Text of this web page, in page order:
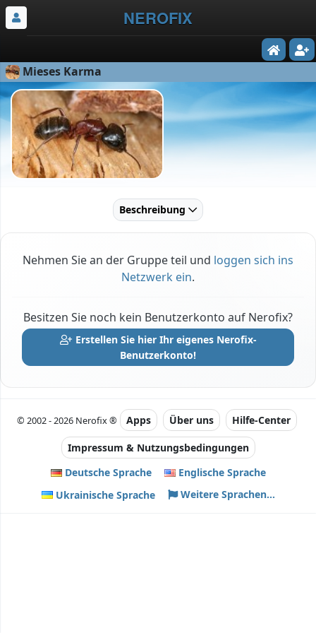
NEROFIX
Mieses Karma
Beschreibung
Nehmen Sie an der Gruppe teil und loggen sich ins
Netzwerk ein.
Besitzen Sie noch kein Benutzerkonto auf Nerofix?
Erstellen Sie hier Ihr eigenes Nerofix-
Benutzerkonto!
© 2002 - 2026 Nerofix ® Apps Über uns Hilfe-Center
Impressum & Nutzungsbedingungen
Deutsche Sprache
Englische Sprache
Ukrainische Sprache
Weitere Sprachen...